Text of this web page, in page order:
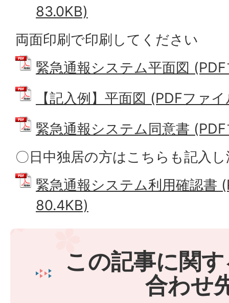
83.0KB)
両面印刷で印刷してください
緊急通報システム平面図
【記入例】平面図 (PDFファ
緊急通報システム同意書
〇日中独居の方はこちらも記入
緊急通報システム利用確認書
80.4KB)
この記事に関
合わせ